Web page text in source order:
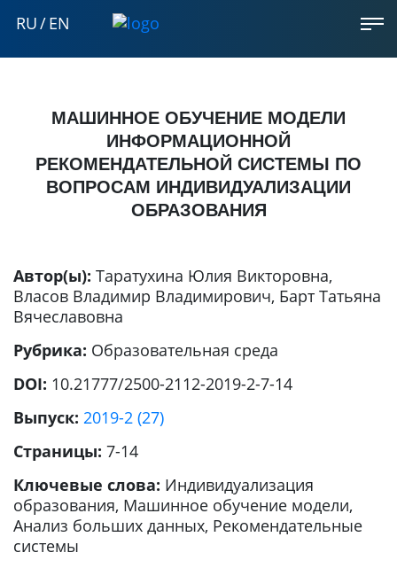
RU/EN
МАШИННОЕ ОБУЧЕНИЕ МОДЕЛИ
ИНФОРМАЦИОННОЙ
РЕКОМЕНДАТЕЛЬНОЙ СИСТЕМЫ ПО
ВОПРОСАМ ИНДИВИДУАЛИЗАЦИИ
ОБРАЗОВАНИЯ
Автор(ы): Таратухина Юлия Викторовна,
Власов Владимир Владимирович, Барт Татьяна
Вячеславовна
Рубрика: Образовательная среда
DOI: 10.21777/2500-2112-2019-2-7-14
Выпуск: 2019-2 (27)
Страницы: 7-14
Ключевые слова: Индивидуализация
образования, Машинное обучение модели,
Анализ больших данных, Рекомендательные
системы